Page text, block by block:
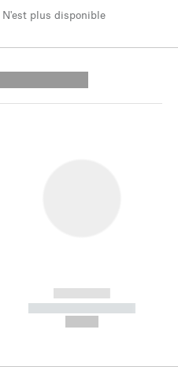
N'est plus disponible
------------
----------- -----------